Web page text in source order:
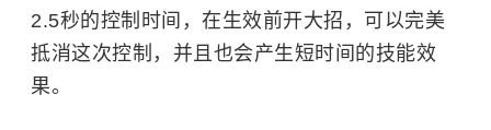
2.5秒的控制时间，在生效前开大招，可以完美
抵消这次控制，并且也会产生短时间的技能效
果。